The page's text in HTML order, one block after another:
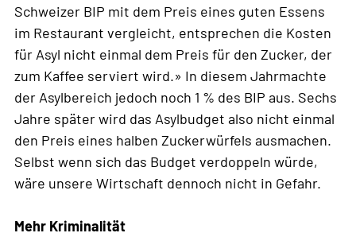
Schweizer BIP mit dem Preis eines guten Essens
im Restaurant vergleicht, entsprechen die Kosten
für Asyl nicht einmal dem Preis für den Zucker, der
zum Kaffee serviert wird.» In diesem Jahrmachte
der Asylbereich jedoch noch 1 % des BIP aus. Sechs
Jahre später wird das Asylbudget also nicht einmal
den Preis eines halben Zuckerwürfels ausmachen.
Selbst wenn sich das Budget verdoppeln würde,
wäre unsere Wirtschaft dennoch nicht in Gefahr.
Mehr Kriminalität